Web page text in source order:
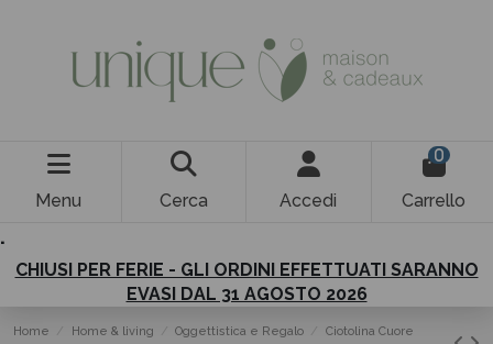
Menu Cerca Accedi
0
Carrello
.
CHIUSI PER FERIE - GLI ORDINI EFFETTUATI SARANNO
EVASI DAL 31 AGOSTO 2026
Home Home & living Oggettistica e Regalo
Ciotolina Cuore